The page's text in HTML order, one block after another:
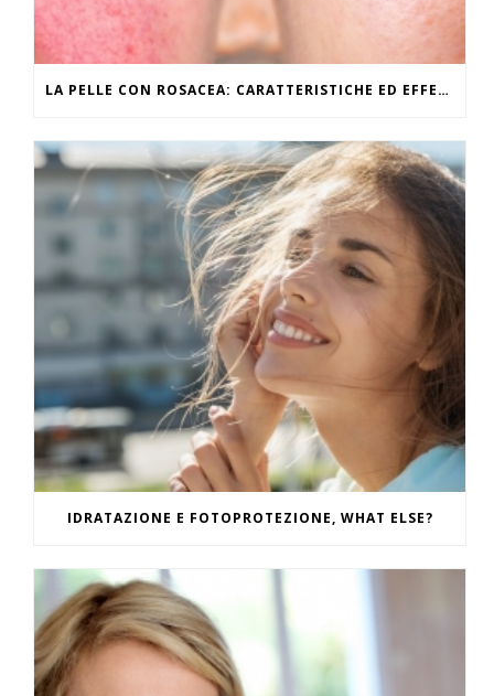
LA PELLE CON ROSACEA: CARATTERISTICHE ED EFFETTI DEL CALDO
IDRATAZIONE E FOTOPROTEZIONE, WHAT ELSE?